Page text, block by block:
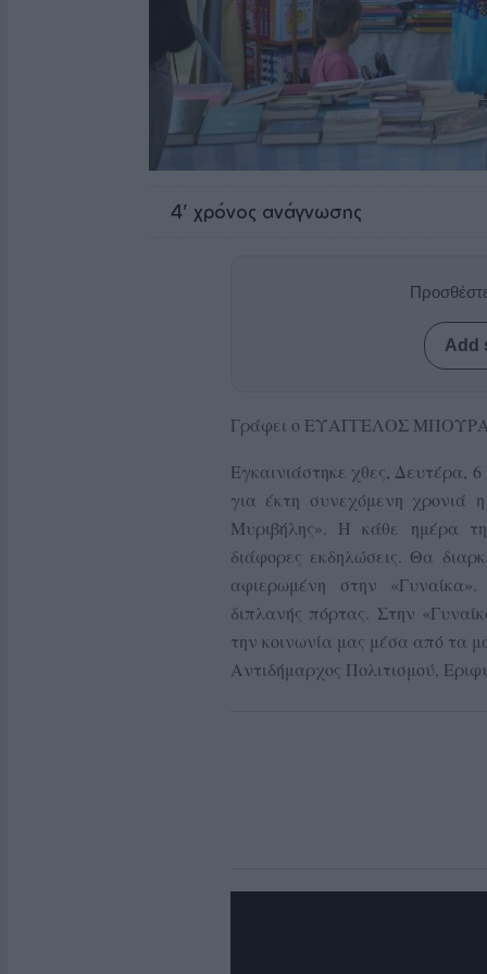
4' χρόνος ανάγνωσης
Add
Γράφει ο ΕΥΑΓΓΕΛΟΣ
Εγκαινιάστηκε χθες, Δευτέρα,
για έκτη συνεχόμενη χρονιά
Μυριβήλης». Η κάθε ημέρα
διάφορες εκδηλώσεις. Θα
αφιερωμένη στην
διπλανής πόρτας. Στην
την κοινωνία μας μέσα από τα
Αντιδήμαρχος Πολιτισμού,